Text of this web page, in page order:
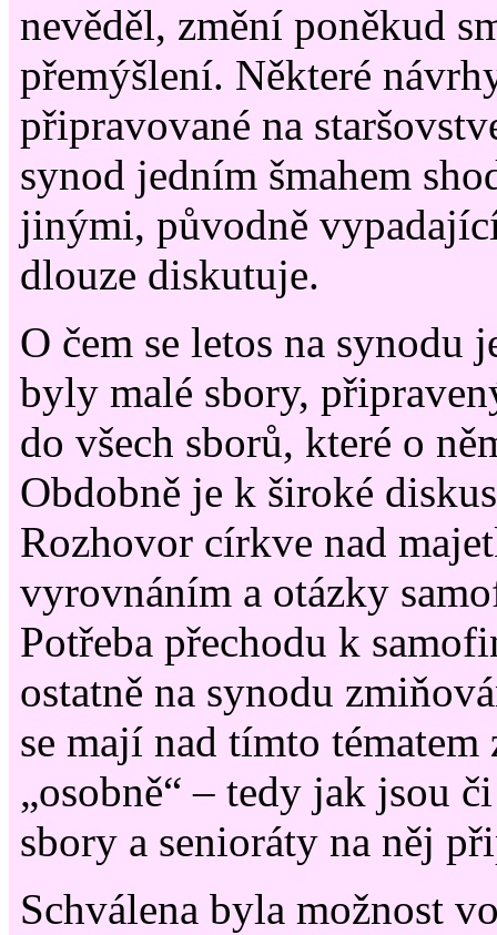
nevěděl, změní poněkud
přemýšlení. Některé
připravované na
synod jedním šmahem
jinými, původně
dlouze diskutuje.
O čem se letos na synodu
byly malé sbory,
do všech sborů, které o
Obdobně je k široké
Rozhovor církve nad
vyrovnáním a otázky
Potřeba přechodu k
ostatně na synodu
se mají nad tímto
„osobně“ – tedy jak jsou
sbory a senioráty na něj
Schválena byla možnost